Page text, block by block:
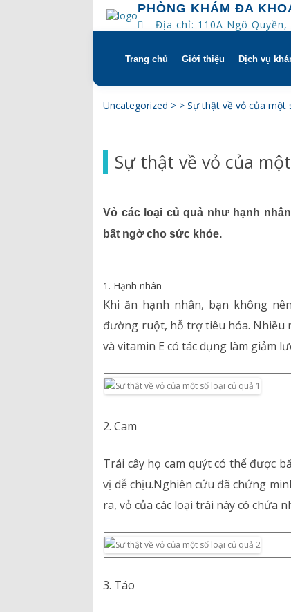
PHÒNG KHÁM ĐA
Địa chỉ: 110A Ngô Quyền,
Skip
Trang chủ Giới thiệu
Quyền và trách
Bác sĩ
Bảng giá dịch vụ
Danh mục giá thuốc
Dịch vụ
Khám
Uncategorized > >Sự thật về vỏ của một
Sự thật về vỏ của
Vỏ các loại củ quả như hạnh
bất ngờ cho sức khỏe.
1. Hạnh nhân
Khi ăn hạnh nhân, bạn không
đường ruột, hỗ trợ tiêu hóa. Nhiều
và vitamin E có tác dụng làm giảm
2. Cam
Trái cây họ cam quýt có thể được
vị dễ chịu.Nghiên cứu đã chứng
ra, vỏ của các loại trái này có chứa
3. Táo